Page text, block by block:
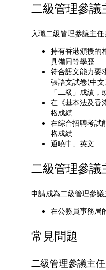
二級管理參議
入職二級管理參議主任
持有香港頒授的
具備同等學歷
符合語文能力要
張語文試卷(中
「二級」成績
在《基本法及香
格成績
在綜合招聘考試
格成績
通曉中、英文
二級管理參議
申請成為二級管理參議
在公務員事務局
常見問題
二級管理參議主